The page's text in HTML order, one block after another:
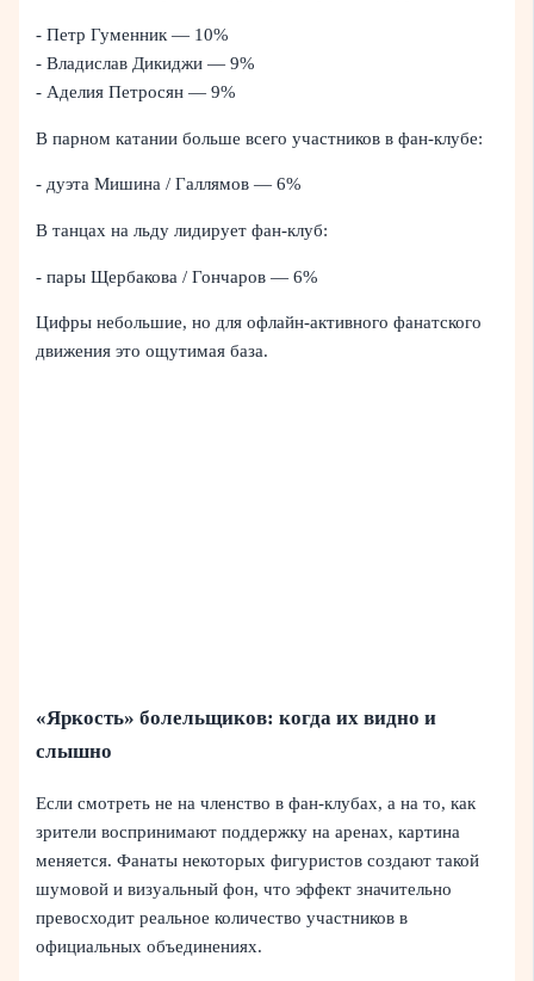
- Петр Гуменник — 10%
- Владислав Дикиджи — 9%
- Аделия Петросян — 9%
В парном катании больше всего участников в фан-клубе:
- дуэта Мишина / Галлямов — 6%
В танцах на льду лидирует фан-клуб:
- пары Щербакова / Гончаров — 6%
Цифры небольшие, но для офлайн-активного фанатского
движения это ощутимая база.
«Яркость» болельщиков: когда их видно и
слышно
Если смотреть не на членство в фан-клубах, а на то, как
зрители воспринимают поддержку на аренах, картина
меняется. Фанаты некоторых фигуристов создают такой
шумовой и визуальный фон, что эффект значительно
превосходит реальное количество участников в
официальных объединениях.